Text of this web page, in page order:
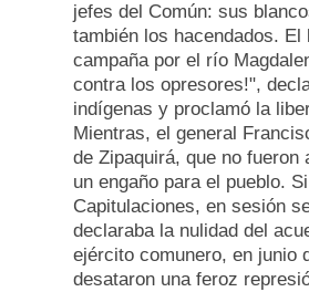
jefes del Común: sus
también los hacendados.
campaña por el río
contra los opresores!",
indígenas y proclamó la
Mientras, el general
de Zipaquirá, que no
un engaño para el pueblo.
Capitulaciones, en sesión
declaraba la nulidad del
ejército comunero, en junio
desataron una feroz